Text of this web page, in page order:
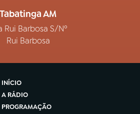
Tabatinga AM
Rui Barbosa S/Nº
Rui Barbosa
INÍCIO
A RÁDIO
PROGRAMAÇÃO